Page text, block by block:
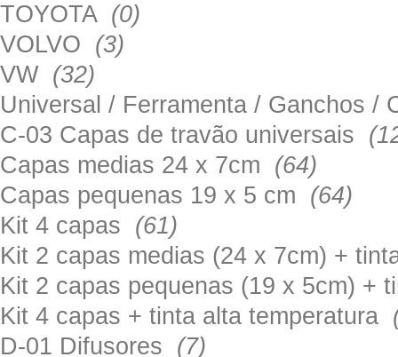
TOYOTA (0)
VOLVO (3)
VW (32)
Universal / Ferramenta / Ganchos
C-03 Capas de travão universais
Capas medias 24 x 7cm (64)
Capas pequenas 19 x 5 cm (64)
Kit 4 capas (61)
Kit 2 capas medias (24 x 7cm) +
Kit 2 capas pequenas (19 x 5cm) +
Kit 4 capas + tinta alta temperatura
D-01 Difusores (7)